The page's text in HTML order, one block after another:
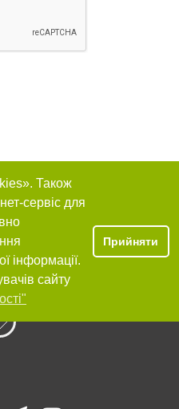
Також
сервіс для
інформації.
сайту
Прийняти